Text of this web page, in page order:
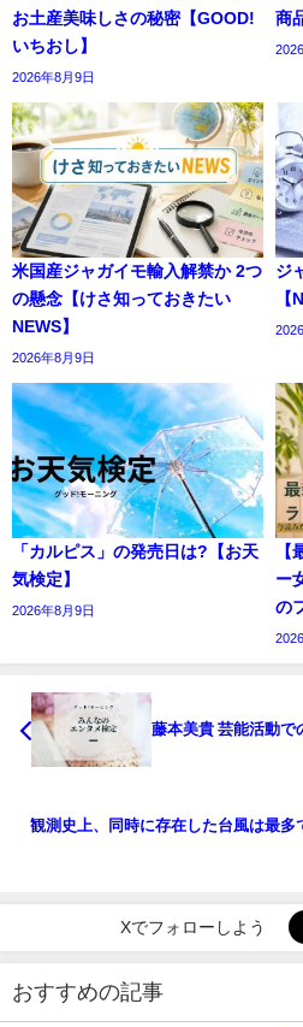
お土産美味しさの秘密【GOOD!
いちおし】
2026年8月9日
商
米国産ジャガイモ輸入解禁か 2つ
の懸念【けさ知っておきたい
NEWS】
2026年8月9日
ジ
【
「カルピス」の発売日は?【お天
気検定】
2026年8月9日
【
ー
の
藤本美貴 芸能活動で
観測史上、同時に存在した台風は最多
Xでフォローしよう
おすすめの記事